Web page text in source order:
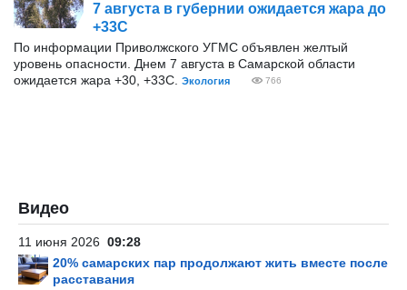
7 августа в губернии ожидается жара до
+33С
По информации Приволжского УГМС объявлен желтый
уровень опасности. Днем 7 августа в Самарской области
ожидается жара +30, +33С.
Экология 766
Видео
11 июня 2026 09:28
20% самарских пар продолжают жить вместе после
расставания